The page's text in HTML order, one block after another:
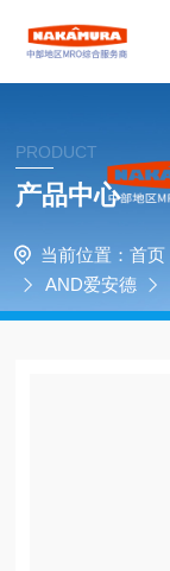
PRODUCT
产品中心
当前位置： 首页
AND爱安德
应